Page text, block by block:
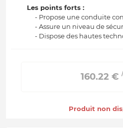
Les points forts :
- Propose une conduite
- Assure un niveau de
- Dispose des hautes
160.22 €
Produit non